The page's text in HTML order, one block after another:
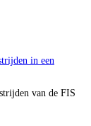
in een
van de FIS